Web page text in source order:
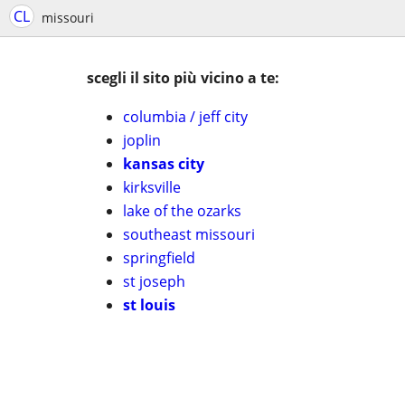
CL missouri
scegli il sito più vicino a te:
columbia / jeff city
joplin
kansas city
kirksville
lake of the ozarks
southeast missouri
springfield
st joseph
st louis